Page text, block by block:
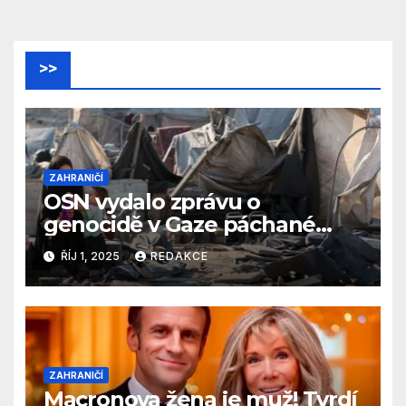
>>
ZAHRANIČÍ
OSN vydalo zprávu o
genocidě v Gaze páchané
Izraelem
ŘÍJ 1, 2025 REDAKCE
ZAHRANIČÍ
Macronova žena je muž! Tvrdí